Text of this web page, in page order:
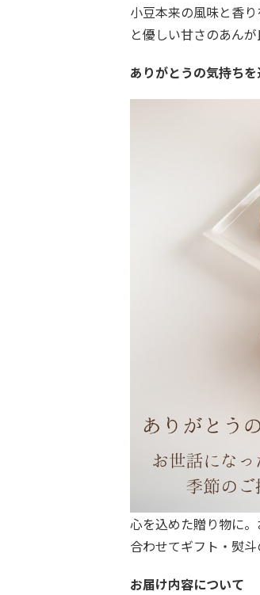
小豆本来の風味と香
と優しい甘さのあんが
ありがとうの気持ち
心を込めた贈り物に
合わせてギフト・熨斗
お届け内容について